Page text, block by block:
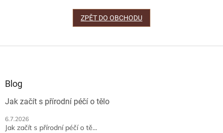
ZPĚT DO OBCHODU
Blog
Jak začít s přírodní péčí o tělo
6.7.2026
Jak začít s přírodní péčí o tě...